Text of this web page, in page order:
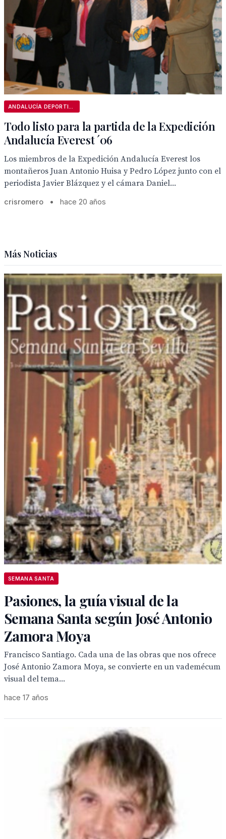
Todo listo para la partida de la Expedición
Andalucía Everest ´06
Los miembros de la Expedición Andalucía Everest los
montañeros Juan Antonio Huisa y Pedro López junto con el
periodista Javier Blázquez y el cámara Daniel...
crisromero • hace 20 años
Más Noticias
SEMANA SANTA
Pasiones, la guía visual de la
Semana Santa según José Antonio
Zamora Moya
Francisco Santiago. Cada una de las obras que nos ofrece
José Antonio Zamora Moya, se convierte en un vademécum
visual del tema...
hace 17 años